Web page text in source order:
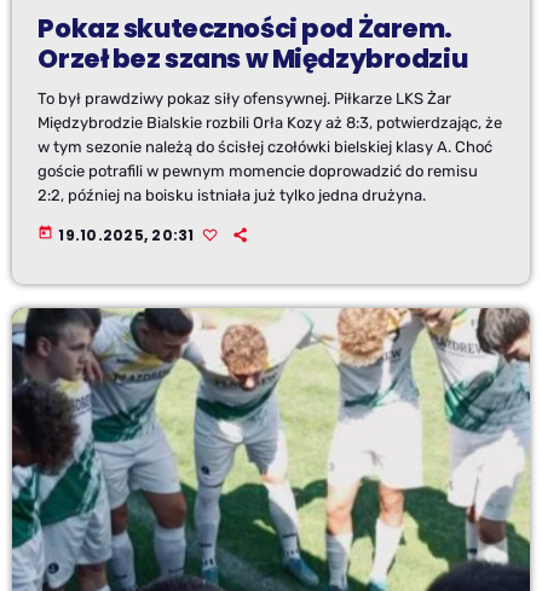
Pokaz skuteczności pod Żarem.
Orzeł bez szans w Międzybrodziu
To był prawdziwy pokaz siły ofensywnej. Piłkarze LKS Żar
Międzybrodzie Bialskie rozbili Orła Kozy aż 8:3, potwierdzając, że
w tym sezonie należą do ścisłej czołówki bielskiej klasy A. Choć
goście potrafili w pewnym momencie doprowadzić do remisu
2:2, później na boisku istniała już tylko jedna drużyna.
today 19.10.2025, 20:31